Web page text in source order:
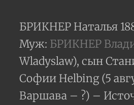
БРИКНЕР Наталья
Муж: БРИКНЕР
Wladyslaw), сын
Софии Helbing (5
Варшава – ?) –